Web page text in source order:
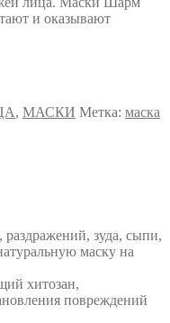
и оказывают
, МАСКИ Метка: маска
раздражений, зуда, сыпи,
маску на
хитозан,
повреждений